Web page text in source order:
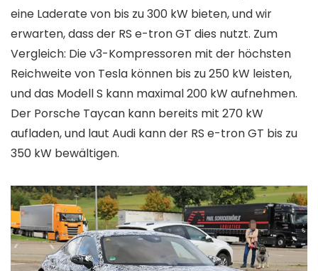
eine Laderate von bis zu 300 kW bieten, und wir
erwarten, dass der RS ​​e-tron GT dies nutzt. Zum
Vergleich: Die v3-Kompressoren mit der höchsten
Reichweite von Tesla können bis zu 250 kW leisten,
und das Modell S kann maximal 200 kW aufnehmen.
Der Porsche Taycan kann bereits mit 270 kW
aufladen, und laut Audi kann der RS ​​e-tron GT bis zu
350 kW bewältigen.